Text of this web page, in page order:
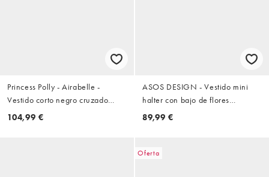
Princess Polly - Airabelle -
Vestido corto negro cruzado
fruncido con detalle de lazada
104,99 €
ASOS DESIGN - Vestido mini
halter con bajo de flores
aplicadas en negro
89,99 €
Oferta